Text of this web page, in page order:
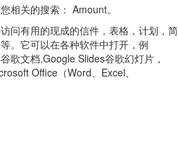
相关的搜索： Amount。
问有用的现成的信件，表格，计划，简
。它可以在各种软件中打开，例
歌文档,Google Slides谷歌幻灯片，
Office（Word、Excel、